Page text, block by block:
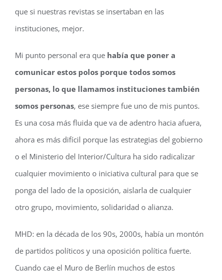
que si nuestras revistas se insertaban en las
instituciones, mejor.
Mi punto personal era que había que poner a
comunicar estos polos porque todos somos
personas, lo que llamamos instituciones también
somos personas, ese siempre fue uno de mis puntos.
Es una cosa más fluida que va de adentro hacia afuera,
ahora es más difícil porque las estrategias del gobierno
o el Ministerio del Interior/Cultura ha sido radicalizar
cualquier movimiento o iniciativa cultural para que se
ponga del lado de la oposición, aislarla de cualquier
otro grupo, movimiento, solidaridad o alianza.
MHD: en la década de los 90s, 2000s, había un montón
de partidos políticos y una oposición política fuerte.
Cuando cae el Muro de Berlín muchos de estos